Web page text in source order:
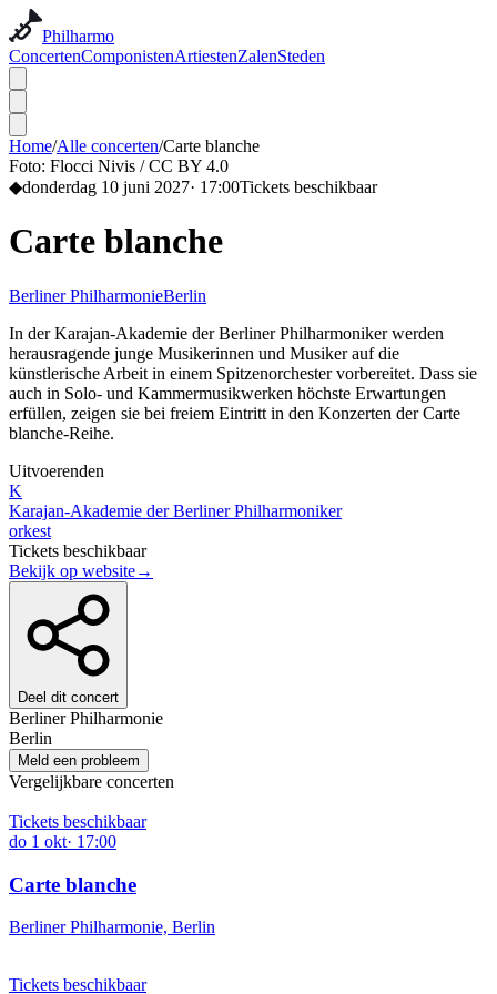
Philharmo
ConcertenComponistenArtiestenZalenSteden
Home/Alle concerten/Carte blanche
Foto: Flocci Nivis / CC BY 4.0
◆donderdag 10 juni 2027· 17:00Tickets beschikbaar
Carte blanche
Berliner PhilharmonieBerlin
In der Karajan-Akademie der Berliner Philharmoniker werden
herausragende junge Musikerinnen und Musiker auf die
künstlerische Arbeit in einem Spitzenorchester vorbereitet. Dass sie
auch in Solo- und Kammermusikwerken höchste Erwartungen
erfüllen, zeigen sie bei freiem Eintritt in den Konzerten der Carte
blanche-Reihe.
Uitvoerenden
K
Karajan-Akademie der Berliner Philharmoniker
orkest
Tickets beschikbaar
Bekijk op website→
Deel dit concert
Berliner Philharmonie
Berlin
Meld een probleem
Vergelijkbare concerten
Tickets beschikbaar
do 1 okt· 17:00
Carte blanche
Berliner Philharmonie, Berlin
Tickets beschikbaar